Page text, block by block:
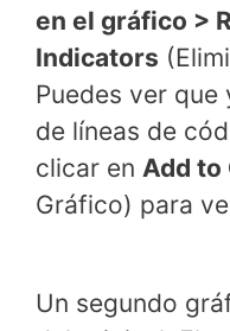
en el gráfico >
Indicators
Puedes ver que
de líneas de
clicar en Add to
Gráfico) para
Un segundo